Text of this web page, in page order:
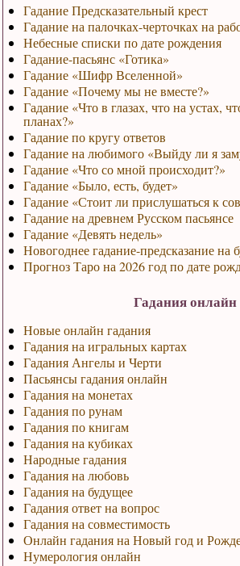
Гадание Предсказательный крест
Гадание на палочках-черточках на
Небесные списки по дате рождения
Гадание-пасьянс «Готика»
Гадание «Шифр Вселенной»
Гадание «Почему мы не вместе?»
Гадание «Что в глазах, что на устах,
планах?»
Гадание по кругу ответов
Гадание на любимого «Выйду ли я
Гадание «Что со мной происходит?»
Гадание «Было, есть, будет»
Гадание «Стоит ли прислушаться к
Гадание на древнем Русском пасьянсе
Гадание «Девять недель»
Новогоднее гадание-предсказание на
Прогноз Таро на 2026 год по дате
Гадания онлайн
Новые онлайн гадания
Гадания на игральных картах
Гадания Ангелы и Черти
Пасьянсы гадания онлайн
Гадания на монетах
Гадания по рунам
Гадания по книгам
Гадания на кубиках
Народные гадания
Гадания на любовь
Гадания на будущее
Гадания ответ на вопрос
Гадания на совместимость
Онлайн гадания на Новый год и
Нумерология онлайн